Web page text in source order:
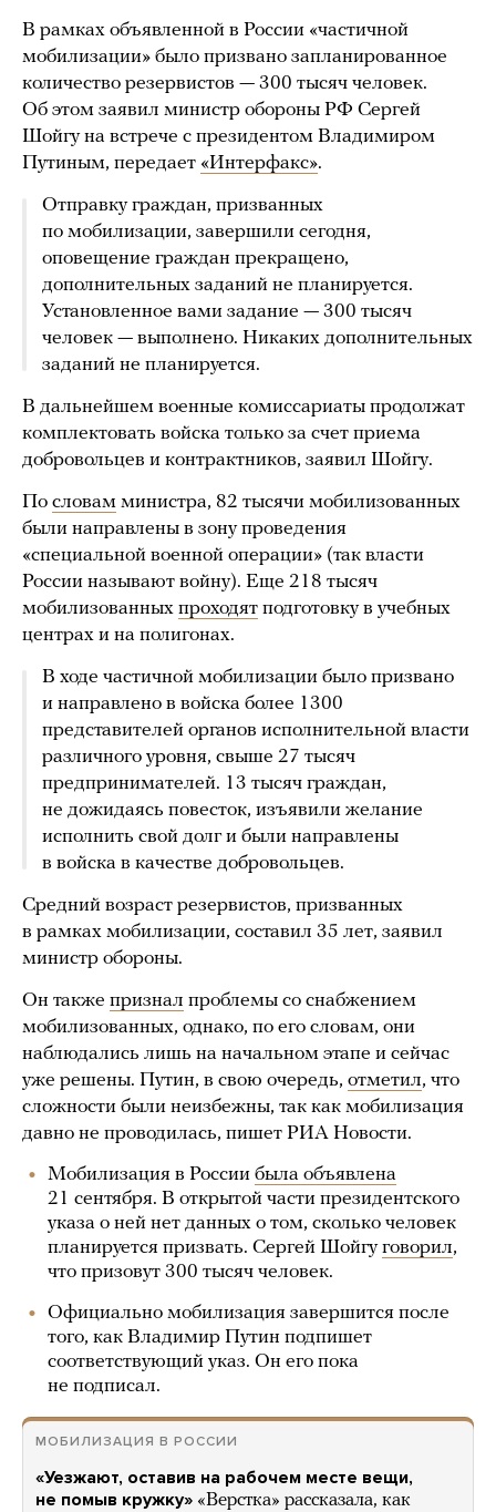
В рамках объявленной в России «частичной
мобилизации» было призвано запланированное
количество резервистов — 300 тысяч человек.
Об этом заявил министр обороны РФ Сергей
Шойгу на встрече с президентом Владимиром
Путиным, передает «Интерфакс».
Отправку граждан, призванных
по мобилизации, завершили сегодня,
оповещение граждан прекращено,
дополнительных заданий не планируется.
Установленное вами задание — 300 тысяч
человек — выполнено. Никаких дополнительных
заданий не планируется.
В дальнейшем военные комиссариаты продолжат
комплектовать войска только за счет приема
добровольцев и контрактников, заявил Шойгу.
По словам министра, 82 тысячи мобилизованных
были направлены в зону проведения
«специальной военной операции» (так власти
России называют войну). Еще 218 тысяч
мобилизованных проходят подготовку в учебных
центрах и на полигонах.
В ходе частичной мобилизации было призвано
и направлено в войска более 1300
представителей органов исполнительной власти
различного уровня, свыше 27 тысяч
предпринимателей. 13 тысяч граждан,
не дожидаясь повесток, изъявили желание
исполнить свой долг и были направлены
в войска в качестве добровольцев.
Средний возраст резервистов, призванных
в рамках мобилизации, составил 35 лет, заявил
министр обороны.
Он также признал проблемы со снабжением
мобилизованных, однако, по его словам, они
наблюдались лишь на начальном этапе и сейчас
уже решены. Путин, в свою очередь, отметил, что
сложности были неизбежны, так как мобилизация
давно не проводилась, пишет РИА Новости.
Мобилизация в России была объявлена
21 сентября. В открытой части президентского
указа о ней нет данных о том, сколько человек
планируется призвать. Сергей Шойгуговорил,
что призовут 300 тысяч человек.
Официально мобилизация завершится после
того, как Владимир Путин подпишет
соответствующий указ. Он его пока
не подписал.
МОБИЛИЗАЦИЯ В РОССИИ
«Уезжают, оставив на рабочем месте вещи,
не помыв кружку» «Верстка» рассказала, как